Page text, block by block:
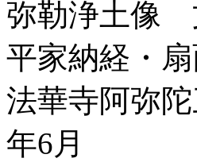
弥勒浄土像
平家納経・
法華寺阿弥
年6月